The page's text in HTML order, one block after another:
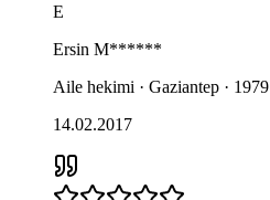
E
Ersin M******
Aile hekimi · Gaziantep · 1979
14.02.2017